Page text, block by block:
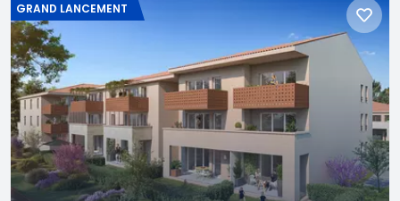
GRAND LANCEMENT